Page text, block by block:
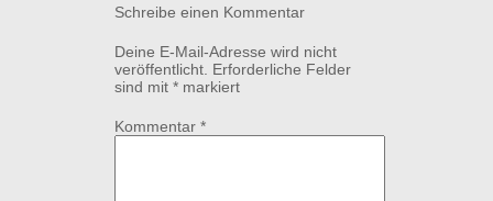
Schreibe einen Kommentar
Deine E-Mail-Adresse wird nicht
veröffentlicht. Erforderliche Felder
sind mit * markiert
Kommentar *